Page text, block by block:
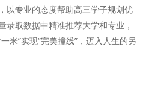
以专业的态度帮助高三学子规划优
录取数据中精准推荐大学和专业，
米”实现“完美撞线”，迈入人生的另